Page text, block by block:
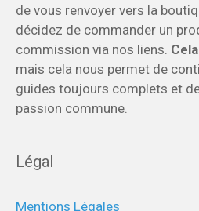
de vous renvoyer vers la
décidez de commander un
commission via nos liens.
mais cela nous permet de
guides toujours complets et
passion commune.
Légal
Mentions Légales